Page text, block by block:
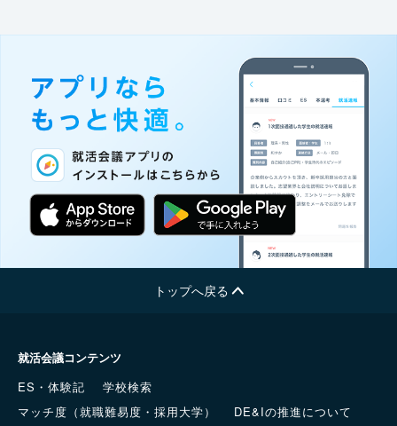
トップへ戻る
就活会議コンテンツ
ES・体験記
学校検索
マッチ度（就職難易度・採用大学）
DE&Iの推進について